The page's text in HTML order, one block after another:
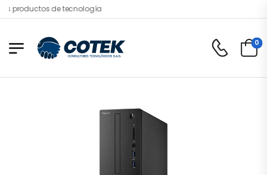
productos de tecnología
0